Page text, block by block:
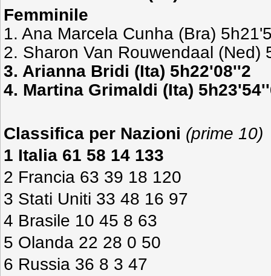
Femminile
1. Ana Marcela Cunha (Bra)
2. Sharon Van Rouwendaal (Ned)
3. Arianna Bridi (Ita) 5h22'08''2
4. Martina Grimaldi (Ita)
Classifica per Nazioni (prime 10)
1 Italia 61 58 14 133
2 Francia 63 39 18 120
3 Stati Uniti 33 48 16 97
4 Brasile 10 45 8 63
5 Olanda 22 28 0 50
6 Russia 36 8 3 47